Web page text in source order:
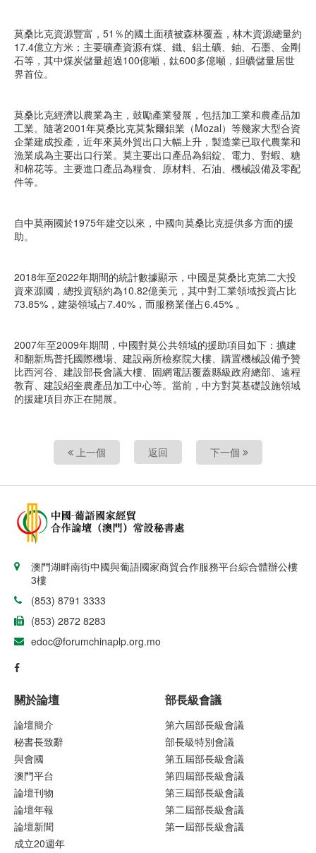
莫桑比克資源豐富，51％的國土面積被森林覆蓋，林木資源總量約
17.4億立方米；主要礦產資源有煤、鐵、鋁土礦、鈾、石墨、金剛
石等，其中煤炭儲量超過100億噸，鈦600多億噸，鉭礦儲量居世
界首位。
莫桑比克經濟以農業為主，鼓勵產業發展，包括加工業和農產品加
工業。隨著2001年莫桑比克莫紮爾鋁業（Mozal）等幾家大型合資
企業建成投產，近年來莫外貿出口大幅上升，製造業已取代農業和
漁業成為主要出口行業。莫主要出口產品為鋁錠、電力、對蝦、糖
和棉花等。主要進口產品為糧食、原材料、石油、機械設備及零配
件等。
自中莫兩國於1975年建交以來，中國向莫桑比克提供多方面的援
助。
2018年至2022年期間的統計數據顯示，中國是莫桑比克第二大投
資來源國，總投資額約為10.82億美元，其中對工業領域投資占比
73.85%，建築領域占7.40%，而服務業僅占6.45% 。
2007年至2009年期間，中國對莫公共領域的援助項目如下：擴建
和翻新馬普托國際機場、建設兩所檢察院大樓、購置機械設備予贊
比西河谷、建設部長會議大樓、固網電話覆蓋縣級政府總部、遠程
教育、建設紹奎農產品加工中心等。當前，中方對莫基礎設施領域
的援建項目亦正在開展。
上一個 返回 下一個
澳門湖畔南街中國與葡語國家商貿合作服務平台綜合體辦公樓
3樓
(853) 8791 3333
(853) 2872 8283
edoc@forumchinaplp.org.mo
關於論壇
論壇簡介
秘書長致辭
與會國
澳門平台
論壇刊物
論壇年報
論壇新聞
成立20週年
部長級會議
第六屆部長級會議
部長級特別會議
第五屆部長級會議
第四屆部長級會議
第三屆部長級會議
第二屆部長級會議
第一屆部長級會議